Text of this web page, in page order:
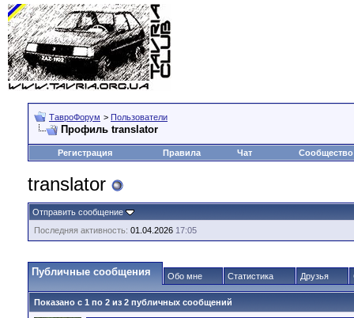
ТавроФорум > Пользователи
Профиль translator
Регистрация Правила Чат Сообщество
translator
Отправить сообщение
Последняя активность: 01.04.2026 17:05
Публичные сообщения Обо мне Статистика Друзья
Показано с 1 по 2 из 2 публичных сообщений